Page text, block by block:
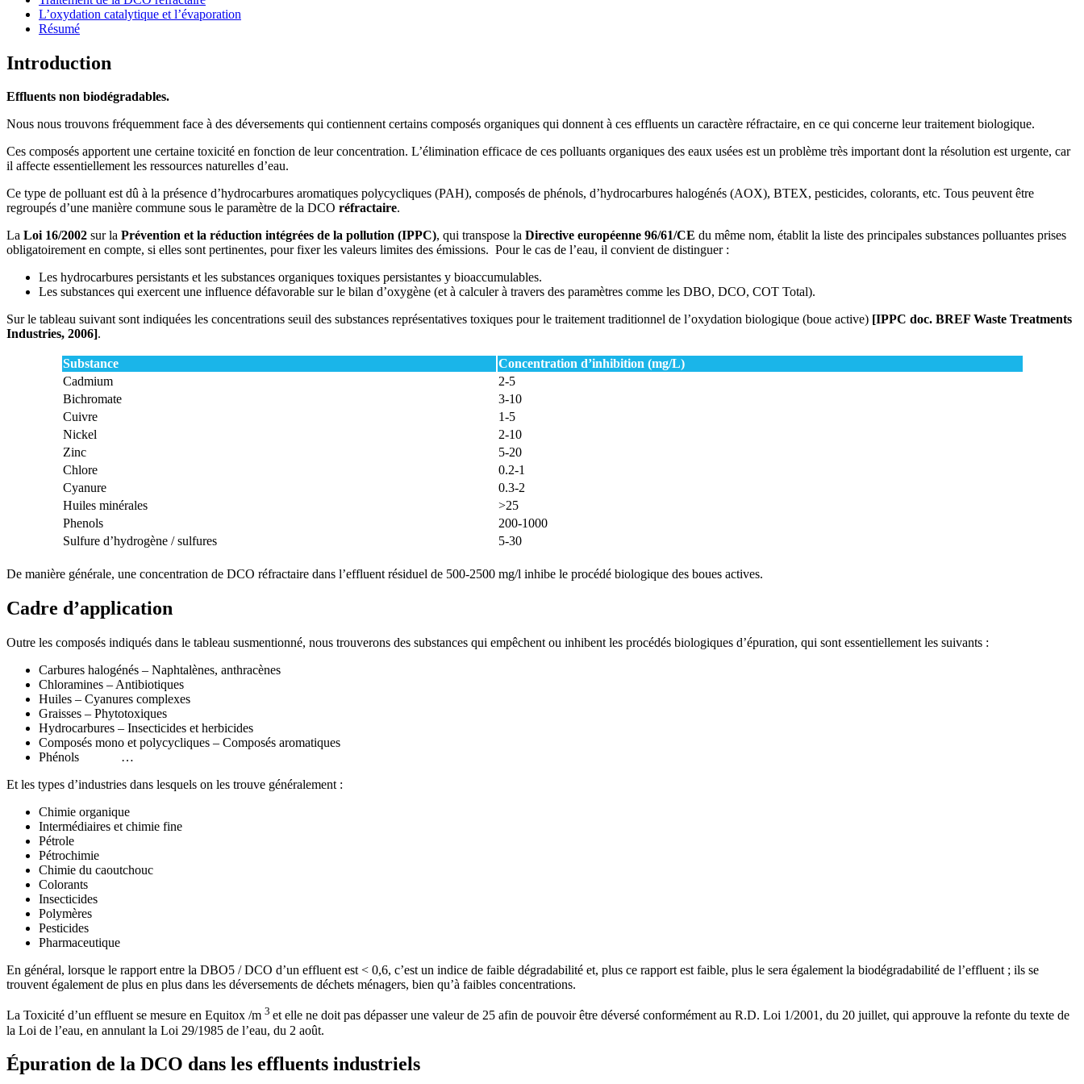
L’oxydation catalytique et l’évaporation
Résumé
Introduction
Effluents non biodégradables.
Nous nous trouvons fréquemment face à des déversements qui contiennent certains composés organiques qui donnent à ces effluents un caractère réfractaire, en ce qui concerne leur traitement biologique.
Ces composés apportent une certaine toxicité en fonction de leur concentration. L’élimination efficace de ces polluants organiques des eaux usées est un problème très important dont la résolution est urgente, car
il affecte essentiellement les ressources naturelles d’eau.
Ce type de polluant est dû à la présence d’hydrocarbures aromatiques polycycliques (PAH), composés de phénols, d’hydrocarbures halogénés (AOX), BTEX, pesticides, colorants, etc. Tous peuvent être
regroupés d’une manière commune sous le paramètre de la DCO réfractaire.
La Loi 16/2002 sur la Prévention et la réduction intégrées de la pollution (IPPC), qui transpose la Directive européenne 96/61/CE du même nom, établit la liste des principales substances polluantes prises
obligatoirement en compte, si elles sont pertinentes, pour fixer les valeurs limites des émissions. Pour le cas de l’eau, il convient de distinguer :
Les hydrocarbures persistants et les substances organiques toxiques persistantes y bioaccumulables.
Les substances qui exercent une influence défavorable sur le bilan d’oxygène (et à calculer à travers des paramètres comme les DBO, DCO, COT Total).
Sur le tableau suivant sont indiquées les concentrations seuil des substances représentatives toxiques pour le traitement traditionnel de l’oxydation biologique (boue active) [IPPC doc. BREF Waste Treatments
Industries, 2006].
Substance
Concentration d’inhibition (mg/L)
Cadmium
2-5
Bichromate
3-10
Cuivre
1-5
Nickel
2-10
Zinc
5-20
Chlore
0.2-1
Cyanure
0.3-2
Huiles minérales
>25
Phenols
200-1000
Sulfure d’hydrogène / sulfures
5-30
De manière générale, une concentration de DCO réfractaire dans l’effluent résiduel de 500-2500 mg/l inhibe le procédé biologique des boues actives.
Cadre d’application
Outre les composés indiqués dans le tableau susmentionné, nous trouverons des substances qui empêchent ou inhibent les procédés biologiques d’épuration, qui sont essentiellement les suivants :
Carbures halogénés – Naphtalènes, anthracènes
Chloramines – Antibiotiques
Huiles – Cyanures complexes
Graisses – Phytotoxiques
Hydrocarbures – Insecticides et herbicides
Composés mono et polycycliques – Composés aromatiques
Phénols …
Et les types d’industries dans lesquels on les trouve généralement :
Chimie organique
Intermédiaires et chimie fine
Pétrole
Pétrochimie
Chimie du caoutchouc
Colorants
Insecticides
Polymères
Pesticides
Pharmaceutique
En général, lorsque le rapport entre la DBO5 / DCO d’un effluent est < 0,6, c’est un indice de faible dégradabilité et, plus ce rapport est faible, plus le sera également la biodégradabilité de l’effluent ; ils se
trouvent également de plus en plus dans les déversements de déchets ménagers, bien qu’à faibles concentrations.
La Toxicité d’un effluent se mesure en Equitox /m 3 et elle ne doit pas dépasser une valeur de 25 afin de pouvoir être déversé conformément au R.D. Loi 1/2001, du 20 juillet, qui approuve la refonte du texte de
la Loi de l’eau, en annulant la Loi 29/1985 de l’eau, du 2 août.
Épuration de la DCO dans les effluents industriels